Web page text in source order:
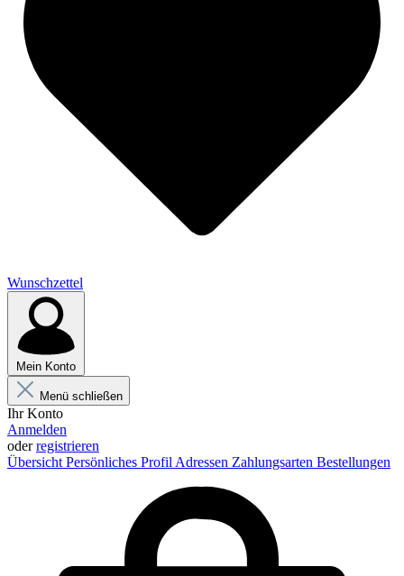
Wunschzettel
Mein Konto
Menü schließen
Ihr Konto
Anmelden
oderregistrieren
Übersicht Persönliches Profil Adressen Zahlungsarten Bestellungen